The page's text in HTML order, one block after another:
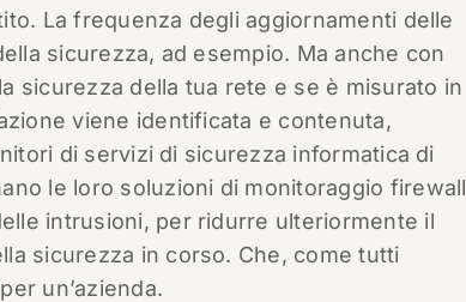
La frequenza degli aggiornamenti delle
sicurezza, ad esempio. Ma anche con
sicurezza della tua rete e se è misurato in
viene identificata e contenuta,
di servizi di sicurezza informatica di
le loro soluzioni di monitoraggio firewall
intrusioni, per ridurre ulteriormente il
sicurezza in corso. Che, come tutti
un’azienda.